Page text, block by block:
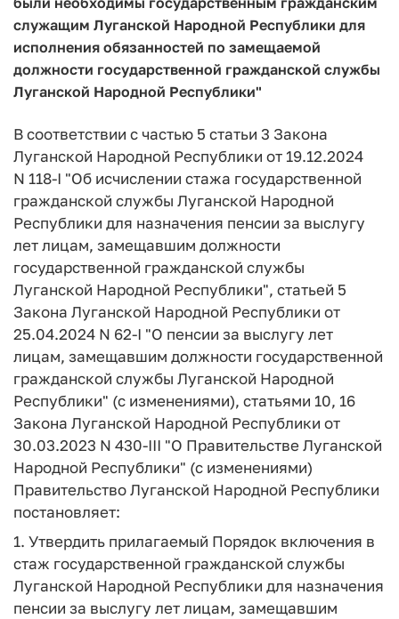
служащим Луганской Народной Республики для
исполнения обязанностей по замещаемой
должности государственной гражданской службы
Луганской Народной Республики"
В соответствии с частью 5 статьи 3 Закона
Луганской Народной Республики от 19.12.2024
N 118-I "Об исчислении стажа государственной
гражданской службы Луганской Народной
Республики для назначения пенсии за выслугу
лет лицам, замещавшим должности
государственной гражданской службы
Луганской Народной Республики", статьей 5
Закона Луганской Народной Республики от
25.04.2024 N 62-I "О пенсии за выслугу лет
лицам, замещавшим должности государственной
гражданской службы Луганской Народной
Республики" (с изменениями), статьями 10, 16
Закона Луганской Народной Республики от
30.03.2023 N 430-III "О Правительстве Луганской
Народной Республики" (с изменениями)
Правительство Луганской Народной Республики
постановляет:
1. Утвердить прилагаемый Порядок включения в
стаж государственной гражданской службы
Луганской Народной Республики для назначения
пенсии за выслугу лет лицам, замещавшим